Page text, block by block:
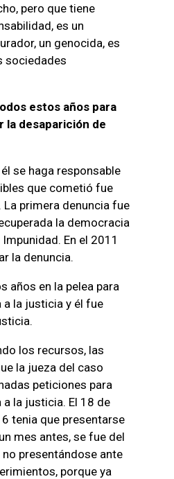
pero que tiene
es un
un genocida, es
sociedades
estos años para
la desaparición de
se haga responsable
que cometió fue
primera denuncia fue
la democracia
En el 2011
la denuncia.
años en la pelea para
a la justicia y él fue
los recursos, las
la jueza del caso
peticiones para
la justicia. El 18 de
tenia que presentarse
mes antes, se fue del
presentándose ante
porque ya